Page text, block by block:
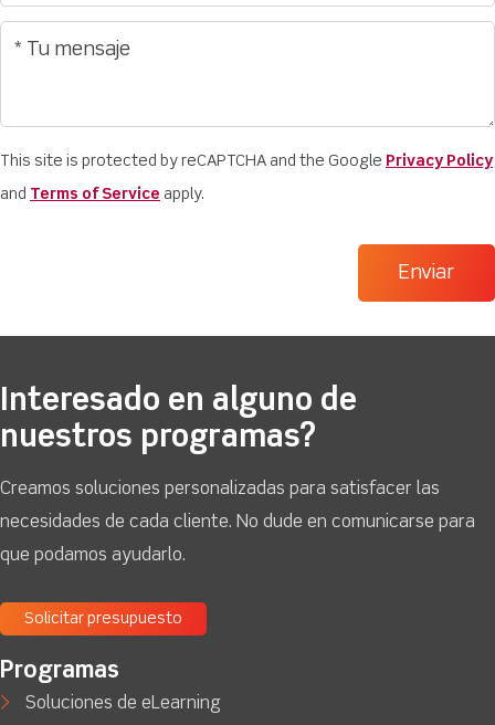
This site is protected by reCAPTCHA and the Google Privacy Policy
and Terms of Service apply.
Interesado en alguno de
nuestros programas?
Creamos soluciones personalizadas para satisfacer las
necesidades de cada cliente. No dude en comunicarse para
que podamos ayudarlo.
Solicitar presupuesto
Programas
Soluciones de eLearning